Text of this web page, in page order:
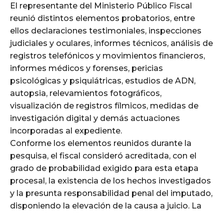
El representante del Ministerio Público Fiscal
reunió distintos elementos probatorios, entre
ellos declaraciones testimoniales, inspecciones
judiciales y oculares, informes técnicos, análisis de
registros telefónicos y movimientos financieros,
informes médicos y forenses, pericias
psicológicas y psiquiátricas, estudios de ADN,
autopsia, relevamientos fotográficos,
visualización de registros fílmicos, medidas de
investigación digital y demás actuaciones
incorporadas al expediente.
Conforme los elementos reunidos durante la
pesquisa, el fiscal consideró acreditada, con el
grado de probabilidad exigido para esta etapa
procesal, la existencia de los hechos investigados
y la presunta responsabilidad penal del imputado,
disponiendo la elevación de la causa a juicio. La